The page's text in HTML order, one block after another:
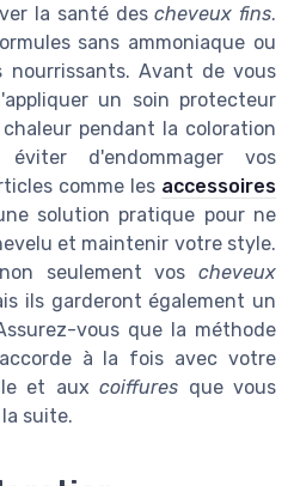
la santé descheveux fins.
sans ammoniaque ou
nourrissants. Avant de vous
un soin protecteur
pendant la coloration
d'endommager vos
comme les accessoires
solution pratique pour ne
et maintenir votre style.
seulement vos cheveux
ils garderont également un
vous que la méthode
à la fois avec votre
et aux coiffures que vous
suite.